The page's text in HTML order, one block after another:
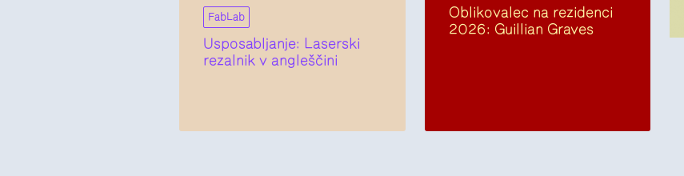
FabLab
Usposabljanje: Laserski
rezalnik v angleščini
Oblikovalec na rezidenci
2026: Guillian Graves